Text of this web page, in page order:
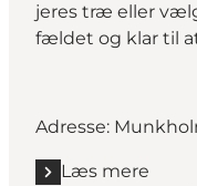
jeres træ eller
fældet og klar til
Adresse:
Læs mere